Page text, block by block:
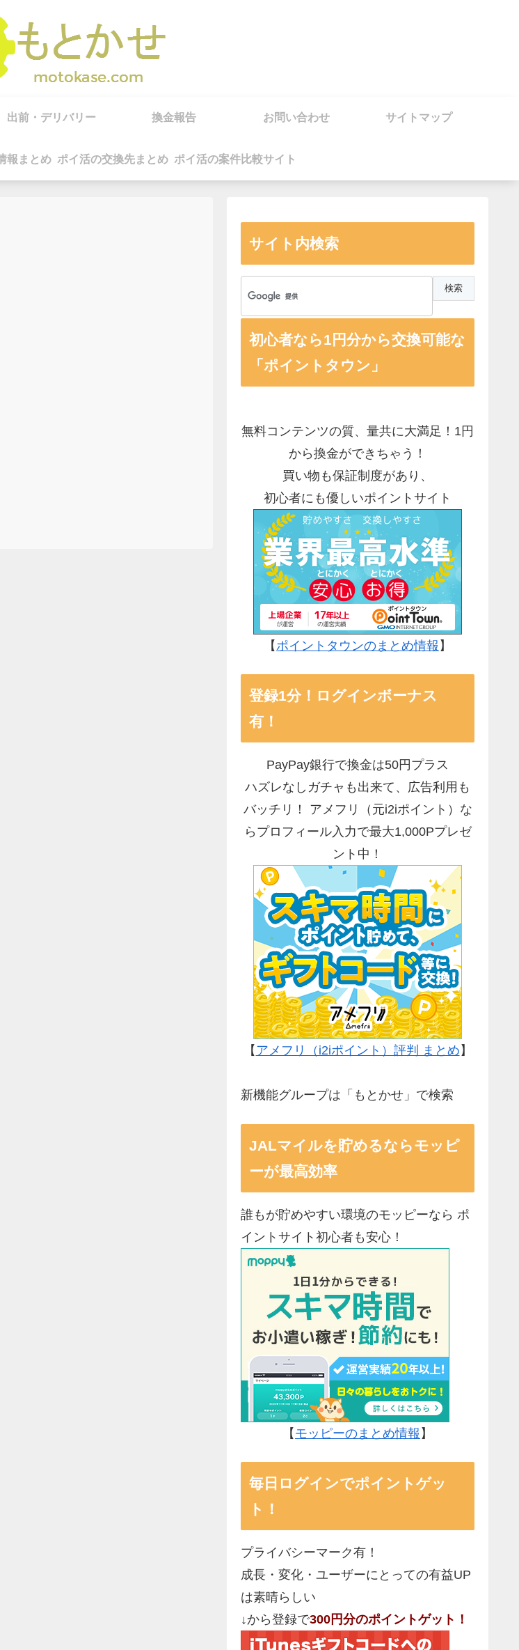
出前・デリバリー 換金報告 お問い合わせ サイトマップ
報まとめ ポイ活の交換先まとめ ポイ活の案件比較サイト
サイト内検索
初心者なら1円分から交換可能な
「ポイントタウン」
無料コンテンツの質、量共に大満足！1円
から換金ができちゃう！
買い物も保証制度があり、
初心者にも優しいポイントサイト
【ポイントタウンのまとめ情報 】
登録1分！ログインボーナス
有！
PayPay銀行で換金は50円プラス
ハズレなしガチャも出来て、広告利用も
バッチリ！ アメフリ（元i2iポイント）な
らプロフィール入力で最大1,000Pプレゼ
ント中！
【 アメフリ（i2iポイント）評判 まとめ 】
新機能グループは「もとかせ」で検索
JALマイルを貯めるならモッピ
ーが最高効率
誰もが貯めやすい環境のモッピーなら ポ
イントサイト初心者も安心！
【 モッピーのまとめ情報 】
毎日ログインでポイントゲッ
ト！
プライバシーマーク有！
成長・変化・ユーザーにとっての有益UP
は素晴らしい
↓から登録で300円分のポイントゲット！